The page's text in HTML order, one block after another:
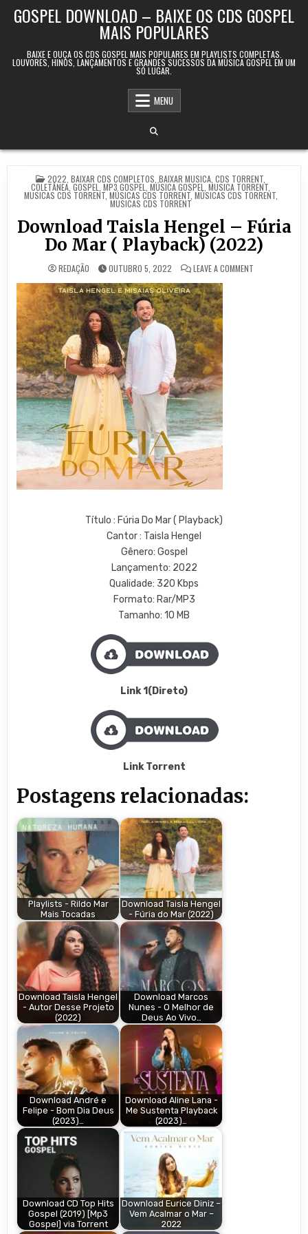
GOSPEL DOWNLOAD – BAIXE OS CDS GOSPEL
MAIS POPULARES
BAIXE E OUÇA OS CDS GOSPEL MAIS POPULARES EM PLAYLISTS COMPLETAS.
LOUVORES, HINOS, LANÇAMENTOS E GRANDES SUCESSOS DA MÚSICA GOSPEL EM UM
SÓ LUGAR.
MENU
POSTED IN
2022 BAIXAR CDS COMPLETOS BAIXAR MUSICA CDS TORRENT
COLETÂNEA GOSPEL MP3 GOSPEL MÚSICA GOSPEL MUSICA TORRENT
‎MUSICAS CDS TORRENT, ‎MÚSICAS CDS TORRENT, ‎MÚSICAS CDS TORRENT,
‎MUSICAS CDS TORRENT
Download Taisla Hengel – Fúria
Do Mar ( Playback) (2022)
REDAÇÃO OUTUBRO 5, 2022 LEAVE A COMMENTON DOWNLOAD
Título : Fúria Do Mar ( Playback)
Cantor : Taisla Hengel
Gênero: Gospel
Lançamento: 2022
Qualidade: 320 Kbps
Formato: Rar/MP3
Tamanho: 10 MB
Link 1(Direto)
Link Torrent
Postagens relacionadas:
Playlists - Rildo Mar
Mais Tocadas
Download Taisla Hengel
- Fúria do Mar (2022)
Download Taisla Hengel
- Autor Desse Projeto
(2022)
Download Marcos
Nunes - O Melhor de
Deus Ao Vivo…
Download André e
Felipe - Bom Dia Deus
(2023)…
Download Aline Lana -
Me Sustenta Playback
(2023)…
Download CD Top Hits
Gospel (2019) [Mp3
Gospel] via Torrent
Download Eurice Diniz –
Vem Acalmar o Mar –
2022